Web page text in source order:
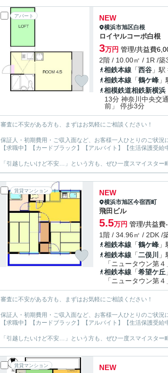
アパート NEW
横浜市旭区白根
ロイヤルコーポ白根
3万円 管理/共益費
2階 / 10.00㎡ / 1R /築
相鉄本線 「西谷 」
相鉄本線 「鶴ケ峰
相模鉄道相鉄新横浜
13分 神奈川中央交
前」 停歩3分
審査に不安がある方も、まずはお気軽にご相談ください！
保証人・初期費用・ご収入面など、お客様一人ひとりのご状況
【求職中】【カードブラック】【アルバイト】【生活保護受
「引越したいけど不安…」という方も、ぜひ一度スマイスター
賃貸マンション NEW
横浜市旭区今宿西町
飛田ビル
5.5万円 管理/共益費-
1階 / 34.96㎡ / 2DK /
相鉄本線 「鶴ケ峰
相鉄本線 「二俣川
「ニュータウン第
相鉄本線 「希望ケ丘
「ニュータウン第
審査に不安がある方も、まずはお気軽にご相談ください！
保証人・初期費用・ご収入面など、お客様一人ひとりのご状況
【求職中】【カードブラック】【アルバイト】【生活保護受
「引越したいけど不安…」という方も、ぜひ一度スマイスター
賃貸マンション NEW